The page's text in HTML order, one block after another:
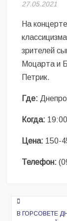
Безугла
Світові бренди
сучасну моду
Командувач ВМС
навколо
27.05.2021
На
зрителей
Моцарта и
Петрик.
Где:
Когда: 19:00
Цена: 150-
Телефон:
Навигация
В ГОРСОВЕТЕ